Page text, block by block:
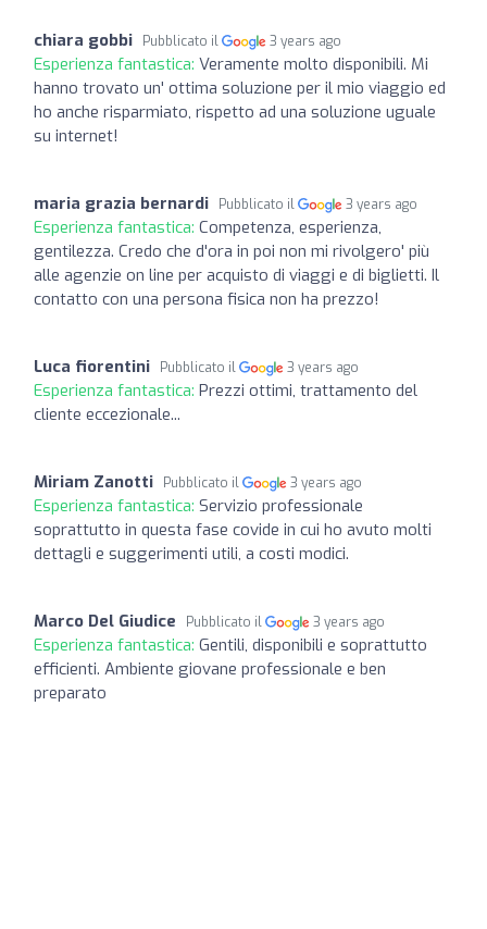
chiara gobbi Pubblicato il 3 years ago
Esperienza fantastica: Veramente molto disponibili. Mi
hanno trovato un' ottima soluzione per il mio viaggio ed
ho anche risparmiato, rispetto ad una soluzione uguale
su internet!
maria grazia bernardi Pubblicato il 3 years ago
Esperienza fantastica: Competenza, esperienza,
gentilezza. Credo che d'ora in poi non mi rivolgero' più
alle agenzie on line per acquisto di viaggi e di biglietti. Il
contatto con una persona fisica non ha prezzo!
Luca fiorentini Pubblicato il 3 years ago
Esperienza fantastica: Prezzi ottimi, trattamento del
cliente eccezionale...
Miriam Zanotti Pubblicato il 3 years ago
Esperienza fantastica: Servizio professionale
soprattutto in questa fase covide in cui ho avuto molti
dettagli e suggerimenti utili, a costi modici.
Marco Del Giudice Pubblicato il 3 years ago
Esperienza fantastica: Gentili, disponibili e soprattutto
efficienti. Ambiente giovane professionale e ben
preparato